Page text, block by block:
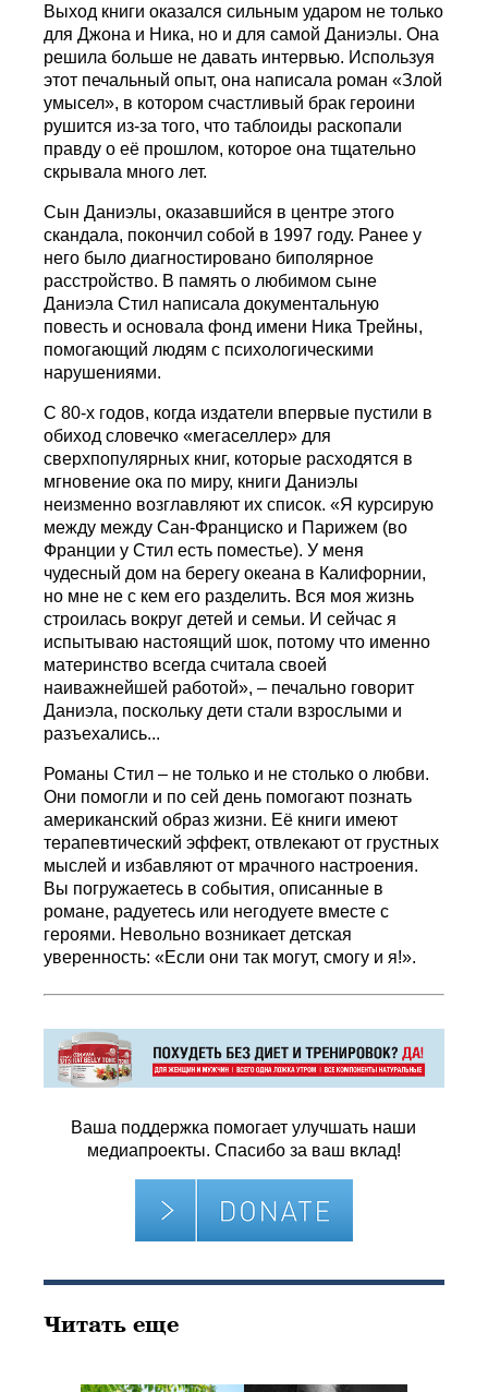
Выход книги оказался сильным ударом не только
для Джона и Ника, но и для самой Даниэлы. Она
решила больше не давать интервью. Используя
этот печальный опыт, она написала роман «Злой
умысел», в котором счастливый брак героини
рушится из-за того, что таблоиды раскопали
правду о её прошлом, которое она тщательно
скрывала много лет.
Сын Даниэлы, оказавшийся в центре этого
скандала, покончил собой в 1997 году. Ранее у
него было диагностировано биполярное
расстройство. В память о любимом сыне
Даниэла Стил написала документальную
повесть и основала фонд имени Ника Трейны,
помогающий людям с психологическими
нарушениями.
С 80-х годов, когда издатели впервые пустили в
обиход словечко «мегаселлер» для
сверхпопулярных книг, которые расходятся в
мгновение ока по миру, книги Даниэлы
неизменно возглавляют их список. «Я курсирую
между между Сан-Франциско и Парижем (во
Франции у Стил есть поместье). У меня
чудесный дом на берегу океана в Калифорнии,
но мне не с кем его разделить. Вся моя жизнь
строилась вокруг детей и семьи. И сейчас я
испытываю настоящий шок, потому что именно
материнство всегда считала своей
наиважнейшей работой», – печально говорит
Даниэла, поскольку дети стали взрослыми и
разъехались...
Романы Стил – не только и не столько о любви.
Они помогли и по сей день помогают познать
американский образ жизни. Её книги имеют
терапевтический эффект, отвлекают от грустных
мыслей и избавляют от мрачного настроения.
Вы погружаетесь в события, описанные в
романе, радуетесь или негодуете вместе с
героями. Невольно возникает детская
уверенность: «Если они так могут, смогу и я!».
Ваша поддержка помогает улучшать наши
медиапроекты. Спасибо за ваш вклад!
Читать еще